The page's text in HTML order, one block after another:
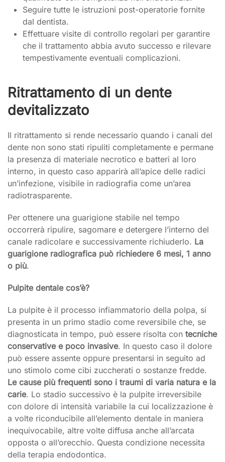
Seguire tutte le istruzioni post-operatorie fornite
dal dentista.
Effettuare visite di controllo regolari per garantire
che il trattamento abbia avuto successo e rilevare
tempestivamente eventuali complicazioni.
Ritrattamento di un dente
devitalizzato
Il ritrattamento si rende necessario quando i canali del
dente non sono stati ripuliti completamente e permane
la presenza di materiale necrotico e batteri al loro
interno, in questo caso apparirà all’apice delle radici
un’infezione, visibile in radiografia come un’area
radiotrasparente.
Per ottenere una guarigione stabile nel tempo
occorrerà ripulire, sagomare e detergere l’interno del
canale radicolare e successivamente richiuderlo. La
guarigione radiografica può richiedere 6 mesi, 1 anno
o più.
Pulpite dentale cos’è?
La pulpite è il processo infiammatorio della polpa, si
presenta in un primo stadio come reversibile che, se
diagnosticata in tempo, può essere risolta con tecniche
conservative e poco invasive. In questo caso il dolore
può essere assente oppure presentarsi in seguito ad
uno stimolo come cibi zuccherati o sostanze fredde.
Le cause più frequenti sono i traumi di varia natura e la
carie. Lo stadio successivo è la pulpite irreversibile
con dolore di intensità variabile la cui localizzazione è
a volte riconducibile all’elemento dentale in maniera
inequivocabile, altre volte diffusa anche all’arcata
opposta o all’orecchio. Questa condizione necessita
della terapia endodontica.